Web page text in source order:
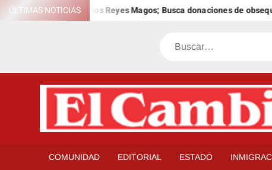
Saltar
ÚLTIMAS NOTICIAS
12º Día Anual de los Reyes Magos; Busca donaciones de
Buscar
COMUNIDAD EDITORIAL ESTADO